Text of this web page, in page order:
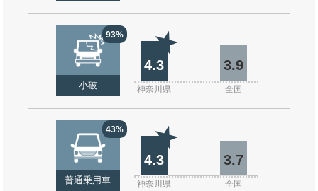
93%
小破
4.3 3.9
神奈川県 全国
43%
普通乗用車
4.3 3.7
神奈川県 全国